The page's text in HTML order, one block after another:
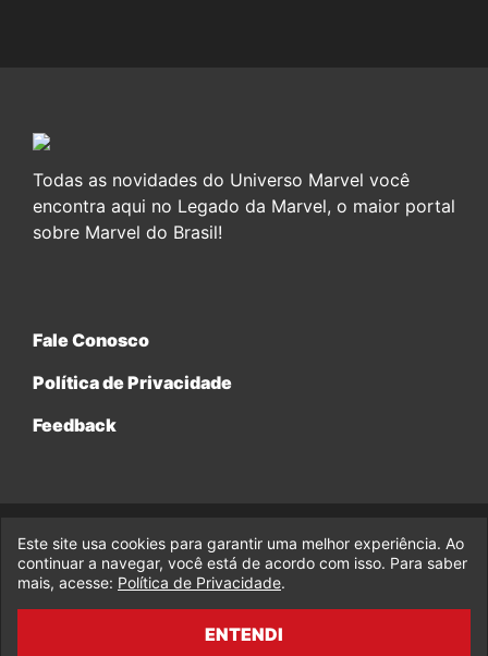
Todas as novidades do Universo Marvel você
encontra aqui no Legado da Marvel, o maior portal
sobre Marvel do Brasil!
Fale Conosco
Política de Privacidade
Feedback
© 2017-2026 Legado da Marvel, uma empresa da Legado
Enterprises.
fabiolobo
Este site usa cookies para garantir uma melhor experiência. Ao
continuar a navegar, você está de acordo com isso. Para saber
mais, acesse: Política de Privacidade.
ENTENDI